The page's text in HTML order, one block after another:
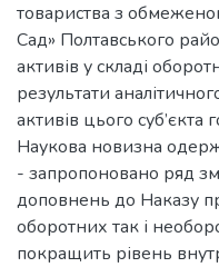
товариства з
Сад» Полтавського
активів у складі
результати
активів цього
Наукова новизна
- запропоновано ряд
доповнень до Наказу
оборотних так і
покращить рівень